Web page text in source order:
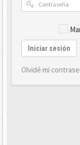
Iniciar sesión
Olvidé mi